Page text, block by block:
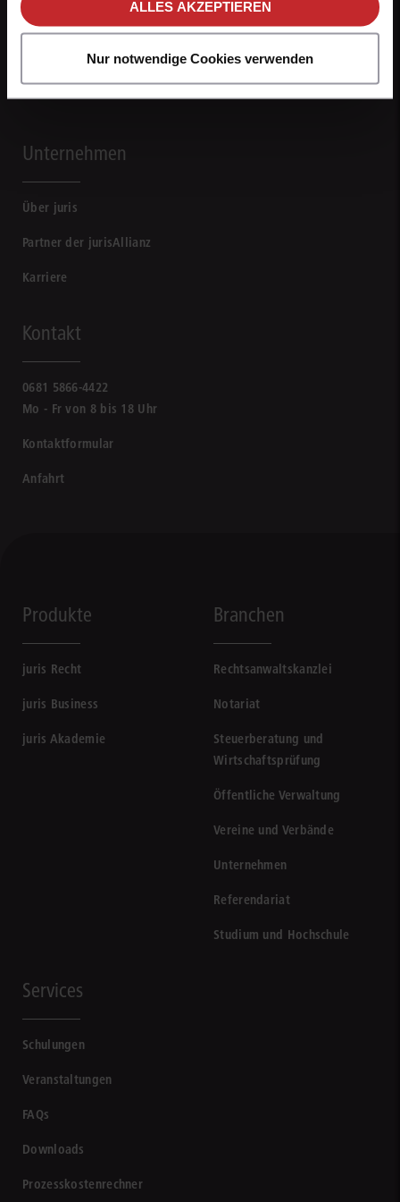
ALLES AKZEPTIEREN
Nur notwendige Cookies verwenden
Unternehmen
Über juris
Partner der jurisAllianz
Karriere
Kontakt
0681 5866-4422
Mo - Fr von 8 bis 18 Uhr
Kontaktformular
Anfahrt
Produkte
juris Recht
juris Business
juris Akademie
Branchen
Rechtsanwaltskanzlei
Notariat
Steuerberatung und
Wirtschaftsprüfung
Öffentliche Verwaltung
Vereine und Verbände
Unternehmen
Referendariat
Studium und Hochschule
Services
Schulungen
Veranstaltungen
FAQs
Downloads
Prozesskostenrechner